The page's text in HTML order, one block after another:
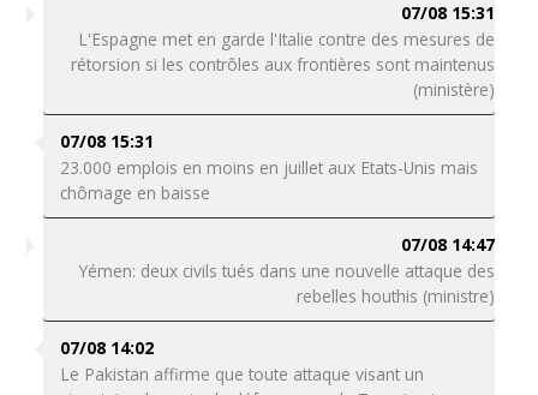
07/08 15:31
L'Espagne met en garde l'Italie contre des mesures de
rétorsion si les contrôles aux frontières sont maintenus
(ministère)
07/08 15:31
23.000 emplois en moins en juillet aux Etats-Unis mais
chômage en baisse
07/08 14:47
Yémen: deux civils tués dans une nouvelle attaque des
rebelles houthis (ministre)
07/08 14:02
Le Pakistan affirme que toute attaque visant un